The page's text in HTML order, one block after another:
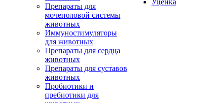
Препараты для
мочеполовой системы
животных
Иммуностимуляторы
для животных
Препараты для сердца
животных
Препараты для суставов
животных
Пробиотики и
пребиотики для
Уценка